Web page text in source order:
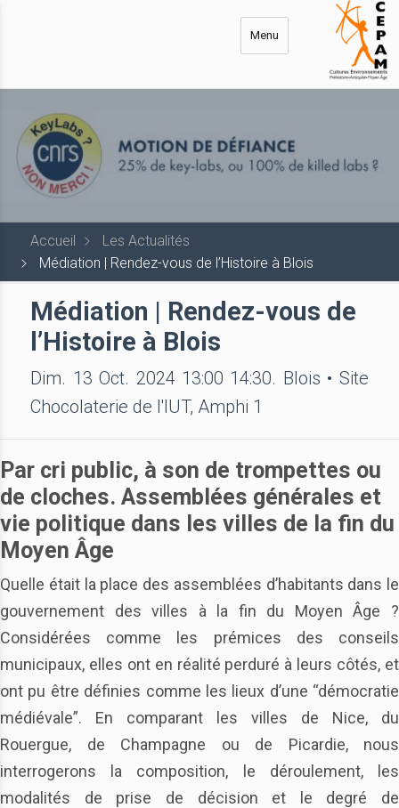
Menu
Accueil
Les Actualités
Médiation | Rendez-vous de l’Histoire à Blois
Médiation | Rendez-vous de
l’Histoire à Blois
Dim. 13 Oct. 2024 13:00 14:30. Blois • Site
Chocolaterie de l'IUT, Amphi 1
Par cri public, à son de trompettes ou
de cloches. Assemblées générales et
vie politique dans les villes de la fin du
Moyen Âge
Quelle était la place des assemblées d’habitants dans le
gouvernement des villes à la fin du Moyen Âge ?
Considérées comme les prémices des conseils
municipaux, elles ont en réalité perduré à leurs côtés, et
ont pu être définies comme les lieux d’une “démocratie
médiévale”. En comparant les villes de Nice, du
Rouergue, de Champagne ou de Picardie, nous
interrogerons la composition, le déroulement, les
modalités de prise de décision et le degré de